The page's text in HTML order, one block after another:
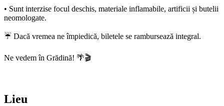
• Sunt interzise focul deschis, materiale inflamabile, artificii și butelii
neomologate.
☔ Dacă vremea ne împiedică, biletele se rambursează integral.
Ne vedem în Grădină! 🌴🎬
Lieu